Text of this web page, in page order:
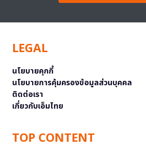
LEGAL
นโยบายคุกกี้
นโยบายการคุ้มครองข้อมูลส่วนบุคคล
ติดต่อเรา
เกี่ยวกับเอ็มไทย
TOP CONTENT